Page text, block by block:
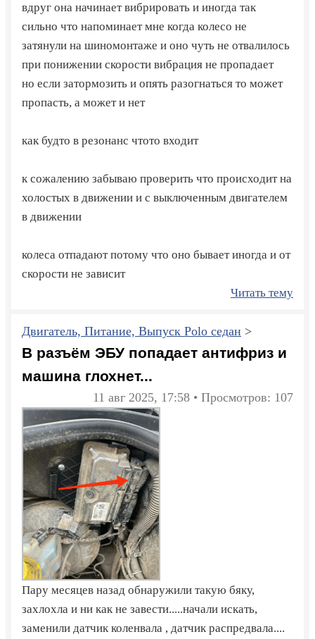
вдруг она начинает вибрировать и иногда так
сильно что напоминает мне когда колесо не
затянули на шиномонтаже и оно чуть не отвалилось
при понижении скорости вибрация не пропадает
но если затормозить и опять разогнаться то может
пропасть, а может и нет
как будто в резонанс чтото входит
к сожалению забываю проверить что происходит на
холостых в движении и с выключенным двигателем
в движении
колеса отпадают потому что оно бывает иногда и от
скорости не зависит
Читать тему
Двигатель, Питание, Выпуск Polo седан >
В разъём ЭБУ попадает антифриз и
машина глохнет...
11 авг 2025, 17:58 • Просмотров: 107
Пару месяцев назад обнаружили такую бяку,
захлохла и ни как не завести.....начали искать,
заменили датчик коленвала , датчик распредвала....